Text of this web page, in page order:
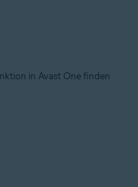
in Avast One finden